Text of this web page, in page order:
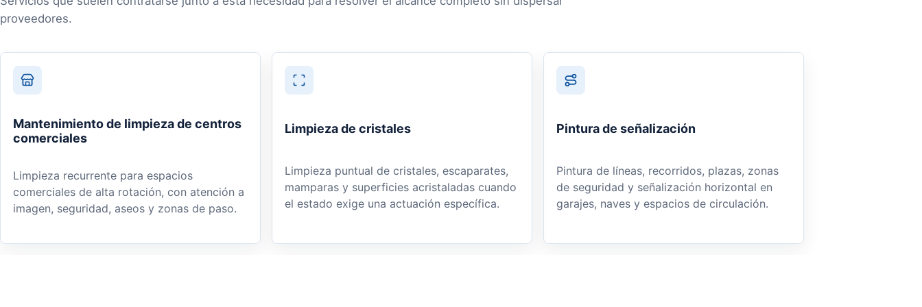
proveedores.
Mantenimiento de limpieza de centros
comerciales
Limpieza recurrente para espacios
comerciales de alta rotación, con atención a
imagen, seguridad, aseos y zonas de paso.
Limpieza de cristales
Limpieza puntual de cristales, escaparates,
mamparas y superficies acristaladas cuando
el estado exige una actuación específica.
Pintura de señalización
Pintura de líneas, recorridos, plazas, zonas
de seguridad y señalización horizontal en
garajes, naves y espacios de circulación.